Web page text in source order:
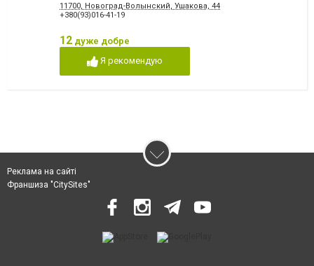
11700, Новоград-Волынский, Ушакова, 44
+380(93)016-41-19
12 дуже добре
Я рекомендую
Реклама на сайті
Франшиза "CitySites"